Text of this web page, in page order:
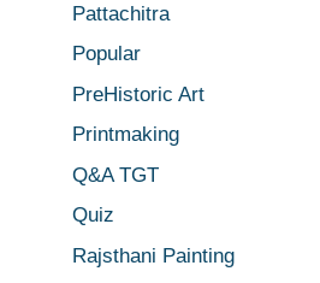
Pattachitra
Popular
PreHistoric Art
Printmaking
Q&A TGT
Quiz
Rajsthani Painting